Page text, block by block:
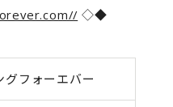
◇◆
グフォーエバー